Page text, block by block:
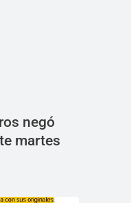
negó
martes